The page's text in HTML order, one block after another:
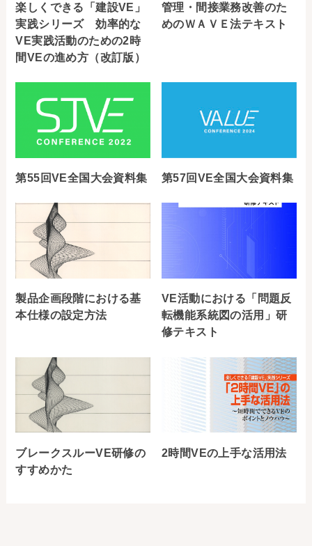
楽しくできる「建設VE」
実践シリーズ 効率的な
VE実践活動のための2時
間VEの進め方（改訂版）
管理・間接業務改善のた
めのＷＡＶＥ法テキスト
第55回VE全国大会資料集 第57回VE全国大会資料集
製品企画段階における基
本仕様の設定方法
VE活動における「問題反
転機能系統図の活用」研
修テキスト
ブレークスルーVE研修の
すすめかた
2時間VEの上手な活用法